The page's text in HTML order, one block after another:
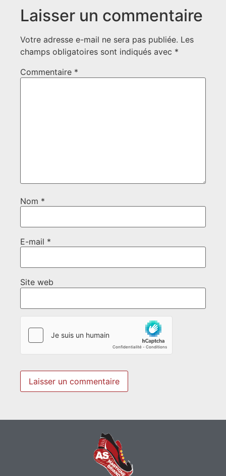
Laisser un commentaire
Votre adresse e-mail ne sera pas publiée. Les
champs obligatoires sont indiqués avec *
Commentaire *
Nom *
E-mail *
Site web